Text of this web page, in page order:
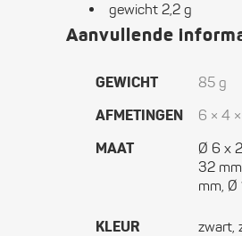
gewicht 2,2 g
Aanvullende
GEWICHT 85 g
AFMETINGEN 6 × 4
MAAT
Ø 6 x
32
mm, Ø
KLEUR
zwart,